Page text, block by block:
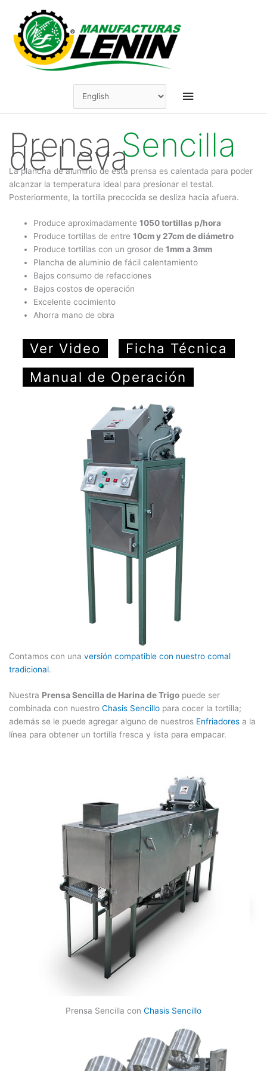
content
Main
PrensaSencilla
de Leva
La plancha de aluminio de esta prensa es calentada para poder
alcanzar la temperatura ideal para presionar el testal.
Posteriormente, la tortilla precocida se desliza hacia afuera.
Produce aproximadamente1050 tortillas p/hora
Produce tortillas de entre10cm y 27cm de diámetro
Produce tortillas con un grosor de1mm a 3mm
Plancha de aluminio de fácil calentamiento
Bajos consumo de refacciones
Bajos costos de operación
Excelente cocimiento
Ahorra mano de obra
Ver Video
Ficha Técnica
Manual de Operación
Contamos con una versión compatible con nuestro comal
tradicional.
Nuestra Prensa Sencilla de Harina de Trigo puede ser
combinada con nuestro Chasis Sencillo para cocer la tortilla;
además se le puede agregar alguno de nuestros Enfriadores a la
línea para obtener un tortilla fresca y lista para empacar.
Prensa Sencilla con Chasis Sencillo